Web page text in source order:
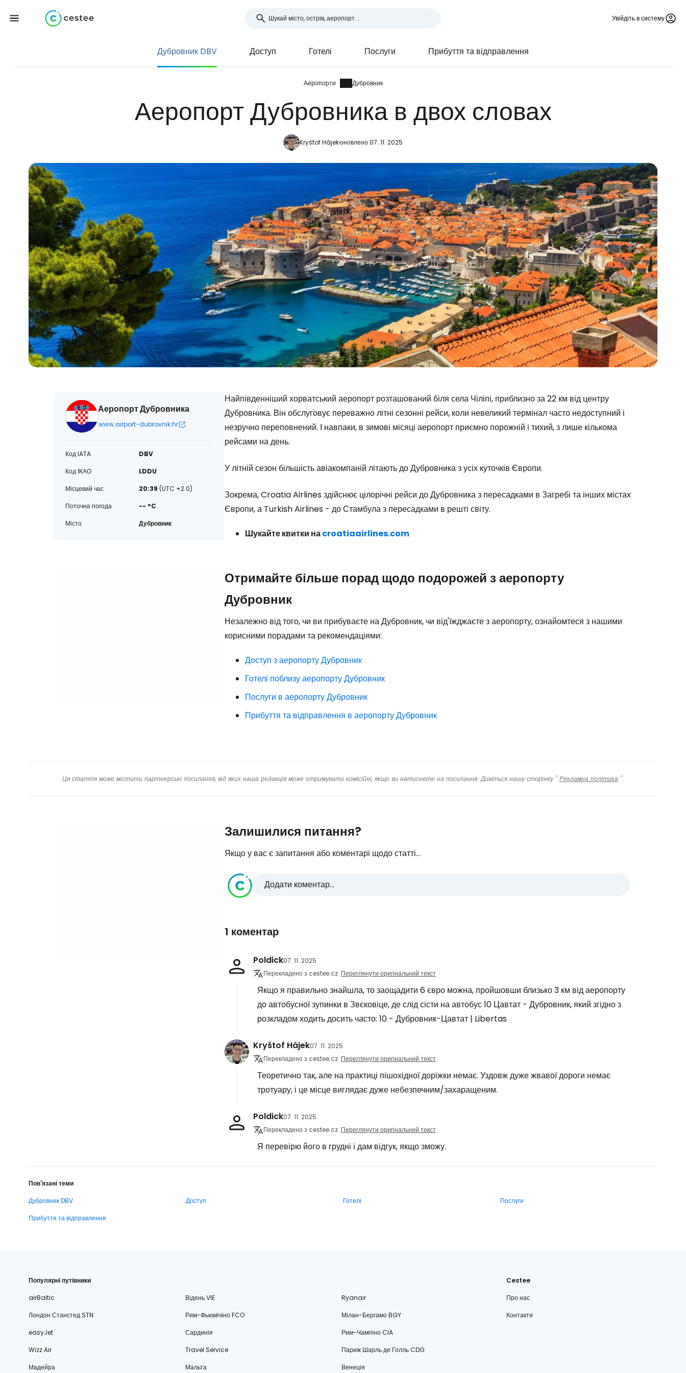
Увійдіть в систему
Дубровник DBV Доступ Готелі Послуги Прибуття та відправлення
Аеропорти Дубровник
Аеропорт Дубровника в двох словах
Kryštof Hájekоновлено 07. 11. 2025
Аеропорт Дубровника
www.airport-dubrovnik.hr
Код IATA
DBV
Код ІКАО
LDDU
Місцевий час
20:39 (UTC +2.0)
Поточна погода
-- °C
Місто
Дубровник
Найпівденніший хорватський аеропорт розташований біля села Чіліпі, приблизно за 22 км від центру
Дубровника. Він обслуговує переважно літні сезонні рейси, коли невеликий термінал часто недоступний і
незручно переповнений. І навпаки, в зимові місяці аеропорт приємно порожній і тихий, з лише кількома
рейсами на день.
У літній сезон більшість авіакомпаній літають до Дубровника з усіх куточків Європи.
Зокрема, Croatia Airlines здійснює цілорічні рейси до Дубровника з пересадками в Загребі та інших містах
Європи, а Turkish Airlines - до Стамбула з пересадками в решті світу.
Шукайте квитки наcroatiaairlines.com
Отримайте більше порад щодо подорожей з аеропорту
Дубровник
Незалежно від того, чи ви прибуваєте на Дубровник, чи від'їжджаєте з аеропорту, ознайомтеся з нашими
корисними порадами та рекомендаціями:
Доступ з аеропорту Дубровник
Готелі поблизу аеропорту Дубровник
Послуги в аеропорту Дубровник
Прибуття та відправлення в аеропорту Дубровник
Ця стаття може містити партнерські посилання, від яких наша редакція може отримувати комісійні, якщо ви натиснете на посилання. Дивіться нашу сторінку " Рекламна політика ".
Залишилися питання?
Якщо у вас є запитання або коментарі щодо статті...
Додати коментар...
1 коментар
Poldick07. 11. 2025
Перекладено з cestee.cz Переглянути оригінальний текст
Якщо я правильно знайшла, то заощадити 6 євро можна, пройшовши близько 3 км від аеропорту
до автобусної зупинки в Звєковіце, де слід сісти на автобус 10 Цавтат - Дубровник, який згідно з
розкладом ходить досить часто: 10 - Дубровник-Цавтат | Libertas
Kryštof Hájek07. 11. 2025
Перекладено з cestee.cz Переглянути оригінальний текст
Теоретично так, але на практиці пішохідної доріжки немає. Уздовж дуже жвавої дороги немає
тротуару, і це місце виглядає дуже небезпечним/захаращеним.
Poldick07. 11. 2025
Перекладено з cestee.cz Переглянути оригінальний текст
Я перевірю його в грудні і дам відгук, якщо зможу.
Пов'язані теми
Дубровник DBV
Доступ Готелі
Послуги
Прибуття та відправлення
Популярні путівники
airBaltic
Відень VIE
Ryanair
Лондон Станстед STN
Рим-Фьюмічіно FCO
Мілан-Бергамо BGY
easyJet
Сардинія
Рим-Чампіно CIA
Wizz Air
Travel Service
Париж Шарль де Голль CDG
Мадейра
Мальта Венеція
Cestee
Про нас
Контакти
... світова туристична спільнота